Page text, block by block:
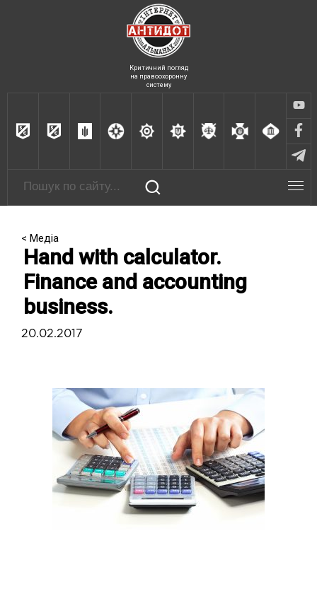
Критичний погляд
на правоохоронну
систему
< Медіа
Hand with calculator.
Finance and accounting
business.
20.02.2017